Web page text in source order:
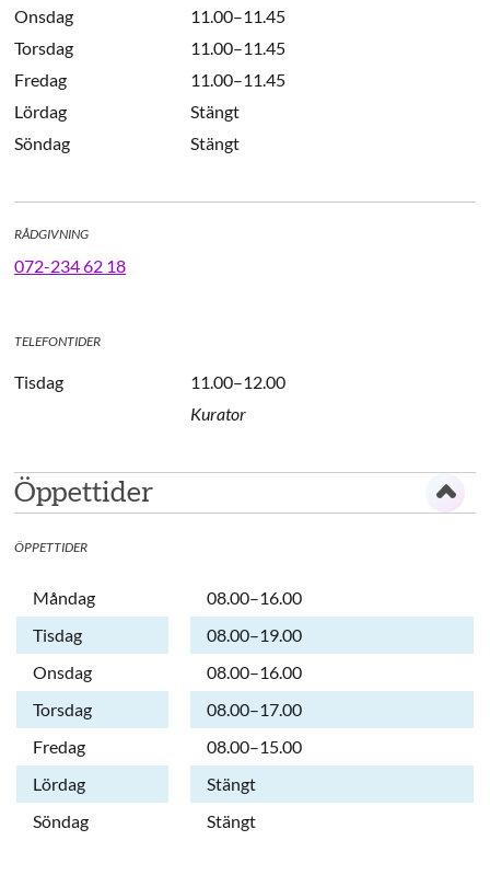
Onsdag
11.00–11.45
Torsdag
11.00–11.45
Fredag
11.00–11.45
Lördag
Stängt
Söndag
Stängt
RÅDGIVNING
072-234 62 18
TELEFONTIDER
Tisdag
11.00–12.00
Kurator
Öppettider
ÖPPETTIDER
Dag
Öppettider
Kommentarer
Måndag
08.00–16.00
Tisdag
08.00–19.00
Onsdag
08.00–16.00
Torsdag
08.00–17.00
Fredag
08.00–15.00
Lördag
Stängt
Söndag
Stängt